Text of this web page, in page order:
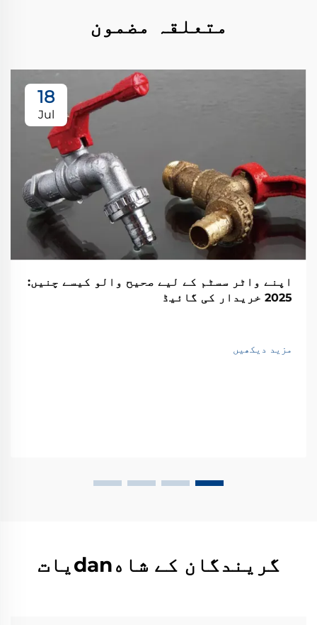
متعلقہ مضمون
18
Jul
اپنے واٹر سسٹم کے لیے صحیح والو کیسے چنیں:
2025 خریدار کی گائیڈ
مزید دیکھیں
گریندگان کے شاهdanیات